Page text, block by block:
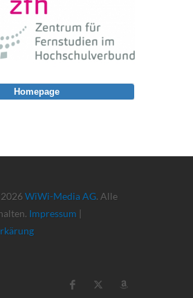
WiWi-Media AG. Alle
Impressum |
Homepage